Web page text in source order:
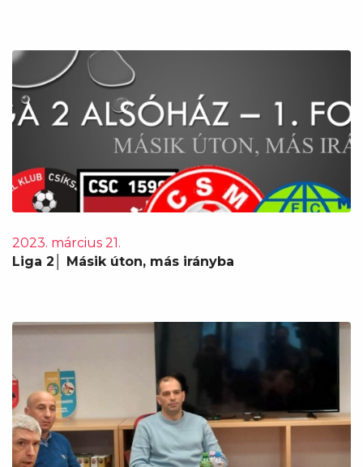
2023. március 21.
Liga 2│ Másik úton, más irányba